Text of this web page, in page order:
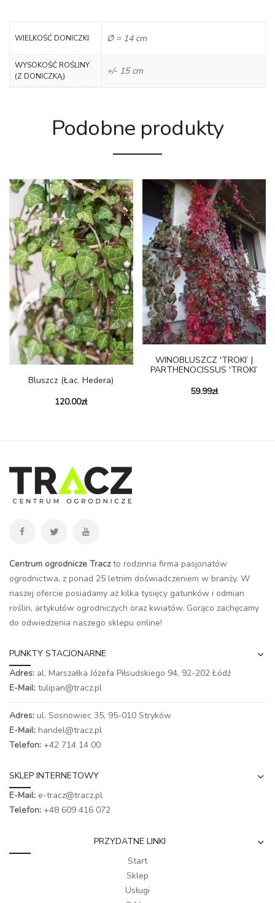
WIELKOŚĆ DONICZKI Ø = 14 cm
WYSOKOŚĆ ROŚLINY
(Z DONICZKĄ)
+/- 15 cm
Podobne produkty
Bluszcz (łac. Hedera)
120.00zł
WINOBLUSZCZ 'TROKI’ |
PARTHENOCISSUS 'TROKI’
59.99zł
Centrum ogrodnicze Traczto rodzinna firma pasjonatów
ogrodnictwa, z ponad 25 letnim doświadczeniem w branży. W
naszej ofercie posiadamy aż kilka tysięcy gatunków i odmian
roślin, artykułów ogrodniczych oraz kwiatów. Gorąco zachęcamy
do odwiedzenia naszego sklepu online!
PUNKTY STACJONARNE
Adres: al. Marszałka Józefa Piłsudskiego 94, 92-202 Łódź
E-Mail: tulipan@tracz.pl
Adres: ul. Sosnowiec 35, 95-010 Stryków
E-Mail: handel@tracz.pl
Telefon: +42 714 14 00
SKLEP INTERNETOWY
E-Mail: e-tracz@tracz.pl
Telefon: +48 609 416 072
PRZYDATNE LINKI
Start
Sklep
Usługi